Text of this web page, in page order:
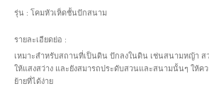
รุ่น : โคมหัวเห็ดชั้นปักสนาม
รายละเอียดย่อ :
เหมาะสำหรับสถานที่เป็นดิน ปักลงในดิน เช่นสนามหญ้า
ให้แสงสว่าง และยังสมารถประดับสวนและสนามนั้นๆ ให้ค
ย้ายที่ได้ง่าย